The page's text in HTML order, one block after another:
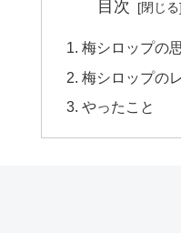
目次
梅シロップの
梅シロップの
やったこと